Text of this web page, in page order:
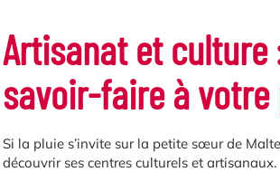
Artisanat et culture
savoir-faire à votre
Si la pluie s’invite sur la petite sœur de
découvrir ses centres culturels et artisanaux.